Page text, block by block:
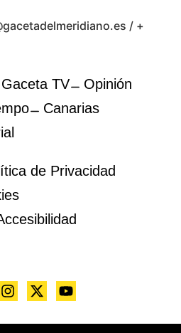
/ +
Gaceta TV
Opinión
Canarias
de Privacidad